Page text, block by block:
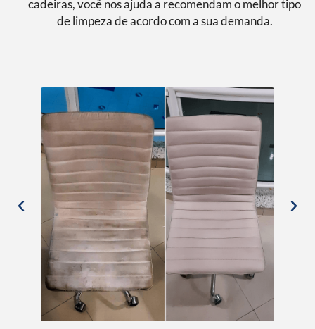
cadeiras, você nos ajuda a recomendam o melhor tipo
de limpeza de acordo com a sua demanda.